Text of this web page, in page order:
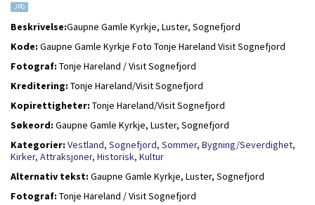
JPG
Beskrivelse:Gaupne Gamle Kyrkje, Luster, Sognefjord
Kode: Gaupne Gamle Kyrkje Foto Tonje Hareland Visit Sognefjord
Fotograf: Tonje Hareland / Visit Sognefjord
Kreditering: Tonje Hareland/Visit Sognefjord
Kopirettigheter: Tonje Hareland/Visit Sognefjord
Søkeord: Gaupne Gamle Kyrkje, Luster, Sognefjord
Kategorier: Vestland, Sognefjord, Sommer, Bygning/Severdighet,
Kirker, Attraksjoner, Historisk, Kultur
Alternativ tekst: Gaupne Gamle Kyrkje, Luster, Sognefjord
Fotograf: Tonje Hareland / Visit Sognefjord